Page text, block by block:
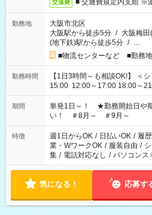
交通費 ■ 交通費規定内支給 ※
勤務地
大阪市北区
大阪駅から徒歩5分 / 大阪梅
(地下鉄)駅から徒歩5分 / …
■物流センターなど ■勤務
勤務時間
【1日3時間～も相談OK!】 ＜シフト例＞ 9:00～12:00 10:00～
15:00 12:00～17:00 18:00～21:00 など こちら
お気軽にご相談ください！
期間
単発1日～！ ★勤務開始日や
い！ ＃8月～ ＃9月～
特徴 週1日からOK / 日払いOK / 履
業・WワークOK / 服装自由 /
集 / 電話対応なし / パソコンス
気になる！ 応募す